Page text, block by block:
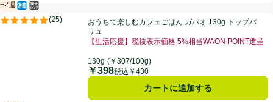
おうちで楽しむカフェごはん ガパオ 130g トップバリュ
+2週
賞味・消費期限保証：2週間
冷蔵食品
電子レンジ使用可
(25)
評価は25件のレビューで5点中4.8点。おうちで楽しむカフェごはん ガパオ 130g トップバ
リュ
【生活応援】税抜表示価格 5%相当WAON POINT進呈
130g (￥307/100g)
価格
￥398税込￥430
カートに追加する